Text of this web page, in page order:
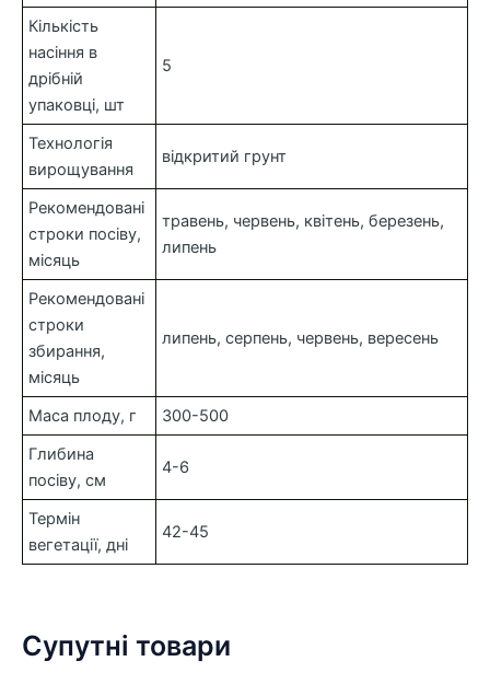
Кількість
насіння в
дрібній
упаковці, шт
5
Технологія
вирощування
відкритий грунт
Рекомендовані
строки посіву,
місяць
травень, червень, квітень, березень,
липень
Рекомендовані
строки
збирання,
місяць
липень, серпень, червень, вересень
Маса плоду, г
300-500
Глибина
посіву, см
4-6
Термін
вегетації, дні
42-45
Супутні товари